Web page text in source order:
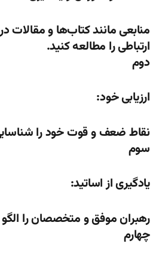
منابعی مانند کتاب‌ها و مقالات
ارتباطی را مطالعه کنید.
دوم
ارزیابی خود:
نقاط ضعف و قوت خود را
سوم
یادگیری از اساتید:
رهبران موفق و متخصصان را
چهارم